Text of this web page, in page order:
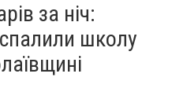
СПЕЦПРОЄКТ
за ніч:
школу